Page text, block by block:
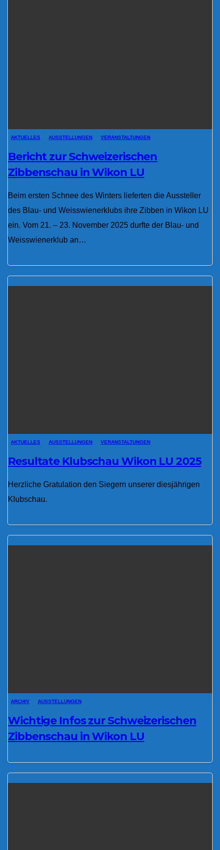
AKTUELLES AUSSTELLUNGEN VERANSTALTUNGEN
Bericht zur Schweizerischen
Zibbenschau in Wikon LU
Beim ersten Schnee des Winters lieferten die Aussteller
des Blau- und Weisswienerklubs ihre Zibben in Wikon LU
ein. Vom 21. – 23. November 2025 durfte der Blau- und
Weisswienerklub an…
AKTUELLES AUSSTELLUNGEN VERANSTALTUNGEN
Resultate Klubschau Wikon LU 2025
Herzliche Gratulation den Siegern unserer diesjährigen
Klubschau.
ARCHIV AUSSTELLUNGEN
Wichtige Infos zur Schweizerischen
Zibbenschau in Wikon LU